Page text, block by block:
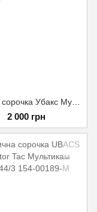
2 000 грн